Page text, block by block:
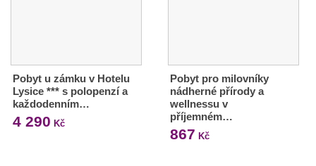
Pobyt u zámku v Hotelu
Lysice *** s polopenzí a
každodenním…
4 290 Kč
Pobyt pro milovníky
nádherné přírody a
wellnessu v
příjemném…
867 Kč